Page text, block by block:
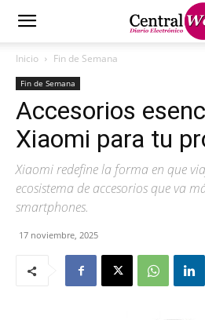
Inicio Fin de Semana
Fin de Semana
Accesorios
Xiaomi para tu
Xiaomi redefine la forma en que
ecosistema de accesorios que va
smartphones.
17 noviembre, 2025